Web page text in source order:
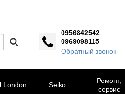
0956842542
0969098115
Обратный звонок
London Seiko
Ремонт,
сервис